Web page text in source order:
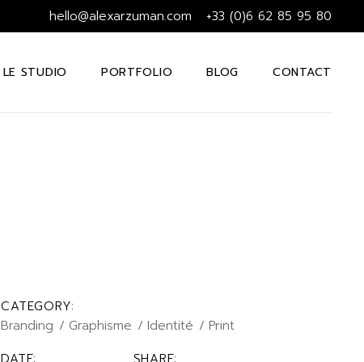
hello@alexarzuman.com +33 (0)6 62 85 95 80
LE STUDIO PORTFOLIO BLOG CONTACT
CATEGORY:
Branding
Graphisme Identité
Print